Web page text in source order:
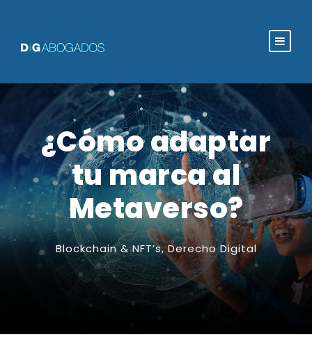
¿Cómo adaptar
tu marca al
Metaverso?
Blockchain & NFT’s, Derecho Digital